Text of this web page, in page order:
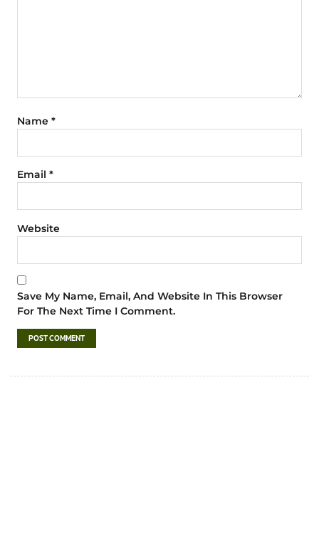
Name *
Email *
Website
Save My Name, Email, And Website In This Browser
For The Next Time I Comment.